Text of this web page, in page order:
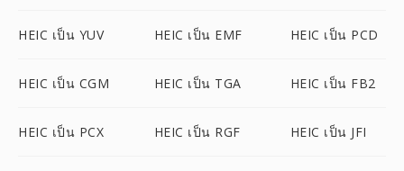
HEIC เป็น YUV HEIC เป็น EMF HEIC เป็น PCD
HEIC เป็น CGM HEIC เป็น TGA HEIC เป็น FB2
HEIC เป็น PCX HEIC เป็น RGF HEIC เป็น JFI